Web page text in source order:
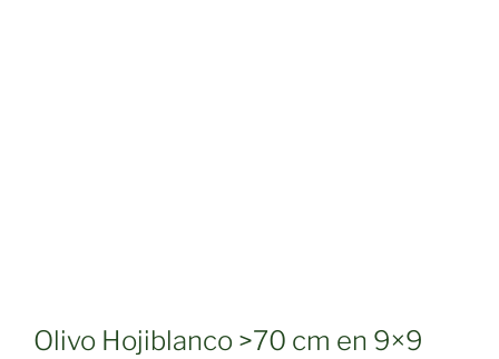
Olivo Hojiblanco >70 cm en 9×9